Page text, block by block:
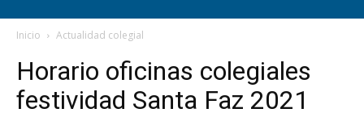
Inicio Actualidad colegial
Horario oficinas colegiales
festividad Santa Faz 2021